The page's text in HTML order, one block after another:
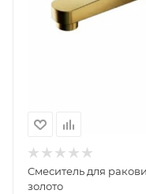
Cмеситель для
золото